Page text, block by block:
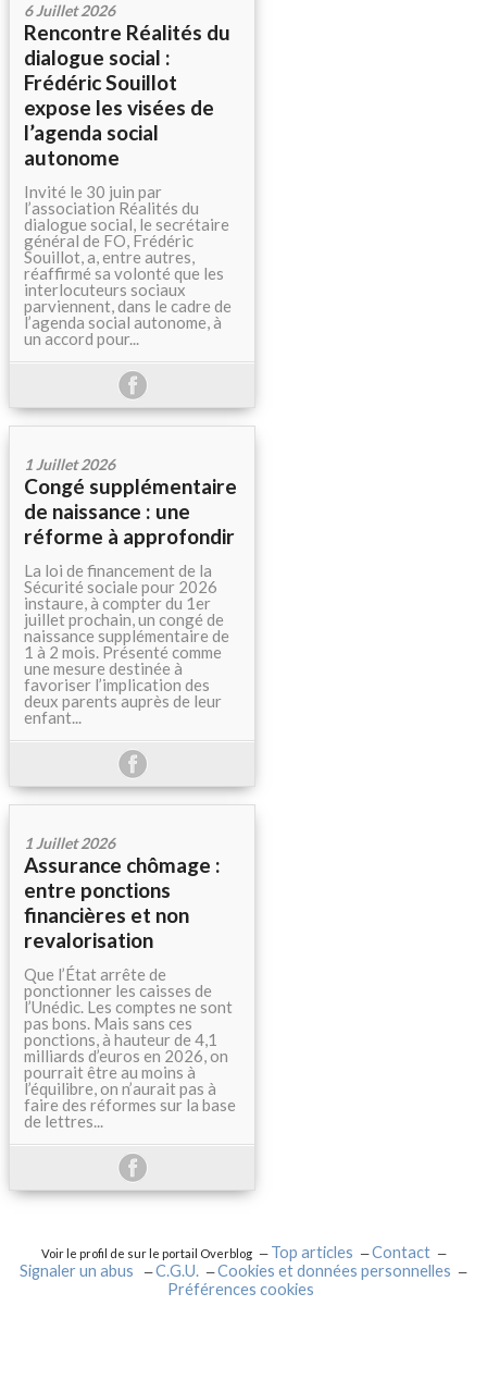
6 Juillet 2026
Rencontre Réalités du
dialogue social :
Frédéric Souillot
expose les visées de
l’agenda social
autonome
Invité le 30 juin par
l’association Réalités du
dialogue social, le secrétaire
général de FO, Frédéric
Souillot, a, entre autres,
réaffirmé sa volonté que les
interlocuteurs sociaux
parviennent, dans le cadre de
l’agenda social autonome, à
un accord pour...
1 Juillet 2026
Congé supplémentaire
de naissance : une
réforme à approfondir
La loi de financement de la
Sécurité sociale pour 2026
instaure, à compter du 1er
juillet prochain, un congé de
naissance supplémentaire de
1 à 2 mois. Présenté comme
une mesure destinée à
favoriser l’implication des
deux parents auprès de leur
enfant...
1 Juillet 2026
Assurance chômage :
entre ponctions
financières et non
revalorisation
Que l’État arrête de
ponctionner les caisses de
l’Unédic. Les comptes ne sont
pas bons. Mais sans ces
ponctions, à hauteur de 4,1
milliards d’euros en 2026, on
pourrait être au moins à
l’équilibre, on n’aurait pas à
faire des réformes sur la base
de lettres...
Voir le profil de sur le portail Overblog Top articles
Contact
Signaler un abus
C.G.U.
Cookies et données personnelles
Préférences cookies